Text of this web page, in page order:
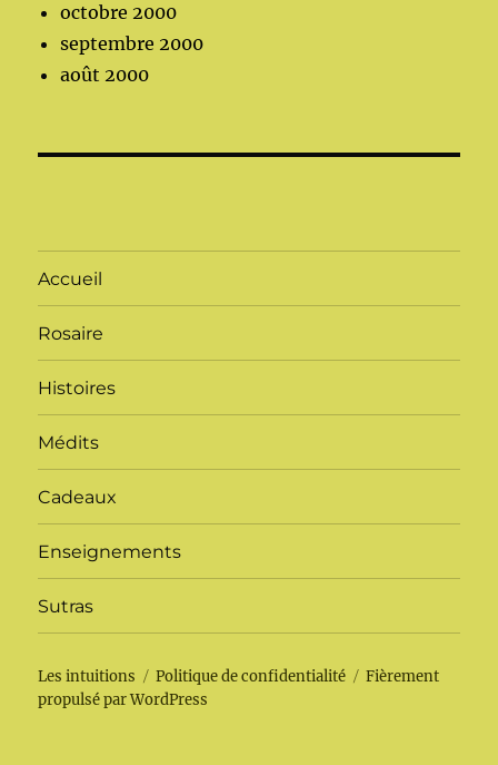
octobre 2000
septembre 2000
août 2000
Accueil
Rosaire
Histoires
Médits
Cadeaux
Enseignements
Sutras
Les intuitions Politique de confidentialité
Fièrement
propulsé par WordPress